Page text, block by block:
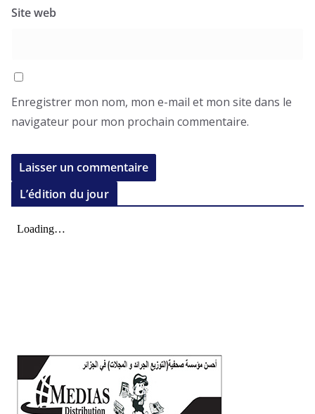
Site web
Enregistrer mon nom, mon e-mail et mon site dans le
navigateur pour mon prochain commentaire.
L’édition du jour